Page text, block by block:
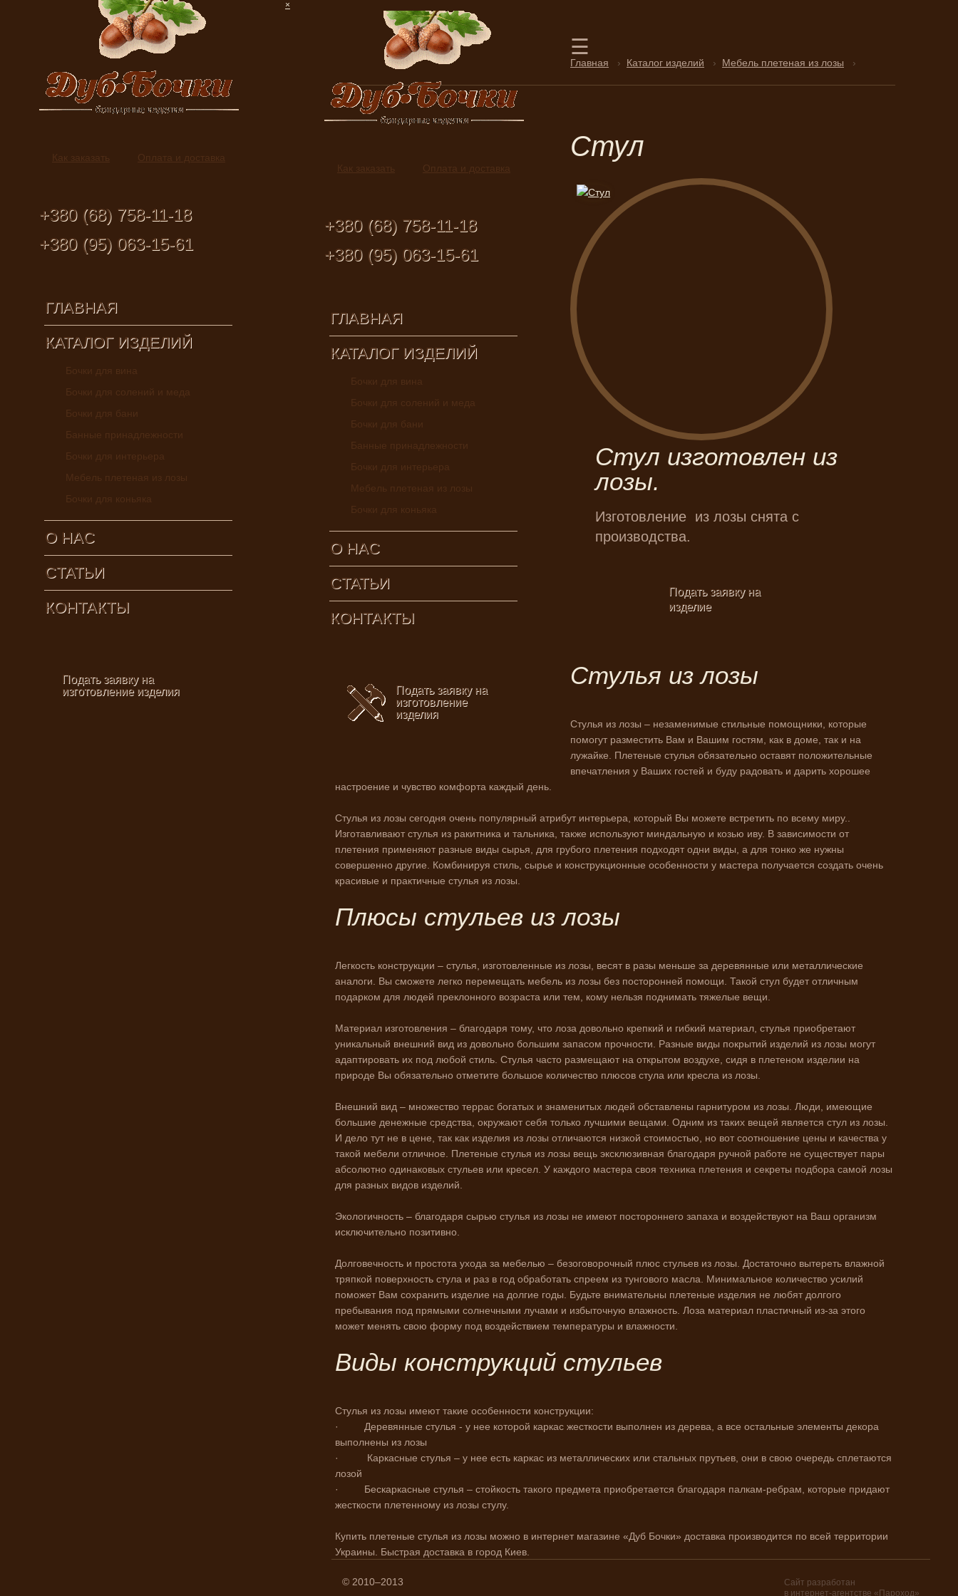
×
Как заказать Оплата и доставка
+380 (68) 758-11-18
+380 (95) 063-15-61
ГЛАВНАЯ
КАТАЛОГ ИЗДЕЛИЙ
Бочки для вина
Бочки для солений и меда
Бочки для бани
Банные принадлежности
Бочки для интерьера
Мебель плетеная из лозы
Бочки для коньяка
О НАС
CТАТЬИ
КОНТАКТЫ
Подать заявку на
изготовление изделия
Как заказать Оплата и доставка
+380 (68) 758-11-18
+380 (95) 063-15-61
ГЛАВНАЯ
КАТАЛОГ ИЗДЕЛИЙ
Бочки для вина
Бочки для солений и меда
Бочки для бани
Банные принадлежности
Бочки для интерьера
Мебель плетеная из лозы
Бочки для коньяка
О НАС
CТАТЬИ
КОНТАКТЫ
Подать заявку на
изготовление
изделия
☰
Главная › Каталог изделий › Мебель плетеная из лозы ›
Стул
Стул изготовлен из
лозы.
Изготовление из лозы снята с
производства.
Подать заявку на
изделие
Стулья из лозы
Стулья из лозы – незаменимые стильные помощники, которые
помогут разместить Вам и Вашим гостям, как в доме, так и на
лужайке. Плетеные стулья обязательно оставят положительные
впечатления у Ваших гостей и буду радовать и дарить хорошее
настроение и чувство комфорта каждый день.
Стулья из лозы сегодня очень популярный атрибут интерьера, который Вы можете встретить по всему миру..
Изготавливают стулья из ракитника и тальника, также используют миндальную и козью иву. В зависимости от
плетения применяют разные виды сырья, для грубого плетения подходят одни виды, а для тонко же нужны
совершенно другие. Комбинируя стиль, сырье и конструкционные особенности у мастера получается создать очень
красивые и практичные стулья из лозы.
Плюсы стульев из лозы
Легкость конструкции – стулья, изготовленные из лозы, весят в разы меньше за деревянные или металлические
аналоги. Вы сможете легко перемещать мебель из лозы без посторонней помощи. Такой стул будет отличным
подарком для людей преклонного возраста или тем, кому нельзя поднимать тяжелые вещи.
Материал изготовления – благодаря тому, что лоза довольно крепкий и гибкий материал, стулья приобретают
уникальный внешний вид из довольно большим запасом прочности. Разные виды покрытий изделий из лозы могут
адаптировать их под любой стиль. Стулья часто размещают на открытом воздухе, сидя в плетеном изделии на
природе Вы обязательно отметите большое количество плюсов стула или кресла из лозы.
Внешний вид – множество террас богатых и знаменитых людей обставлены гарнитуром из лозы. Люди, имеющие
большие денежные средства, окружают себя только лучшими вещами. Одним из таких вещей является стул из лозы.
И дело тут не в цене, так как изделия из лозы отличаются низкой стоимостью, но вот соотношение цены и качества у
такой мебели отличное. Плетеные стулья из лозы вещь эксклюзивная благодаря ручной работе не существует пары
абсолютно одинаковых стульев или кресел. У каждого мастера своя техника плетения и секреты подбора самой лозы
для разных видов изделий.
Экологичность – благодаря сырью стулья из лозы не имеют постороннего запаха и воздействуют на Ваш организм
исключительно позитивно.
Долговечность и простота ухода за мебелью – безоговорочный плюс стульев из лозы. Достаточно вытереть влажной
тряпкой поверхность стула и раз в год обработать спреем из тунгового масла. Минимальное количество усилий
поможет Вам сохранить изделие на долгие годы. Будьте внимательны плетеные изделия не любят долгого
пребывания под прямыми солнечными лучами и избыточную влажность. Лоза материал пластичный из-за этого
может менять свою форму под воздействием температуры и влажности.
Виды конструкций стульев
Стулья из лозы имеют такие особенности конструкции:
·
Деревянные стулья - у нее которой каркас жесткости выполнен из дерева, а все остальные элементы декора
выполнены из лозы
·
Каркасные стулья – у нее есть каркас из металлических или стальных прутьев, они в свою очередь сплетаются
лозой
·
Бескаркасные стулья – стойкость такого предмета приобретается благодаря палкам-ребрам, которые придают
жесткости плетенному из лозы стулу.
Купить плетеные стулья из лозы можно в интернет магазине «Дуб Бочки» доставка производится по всей территории
Украины. Быстрая доставка в город Киев.
© 2010–2013
Сайт разработан
в интернет-агентстве «Пароход»